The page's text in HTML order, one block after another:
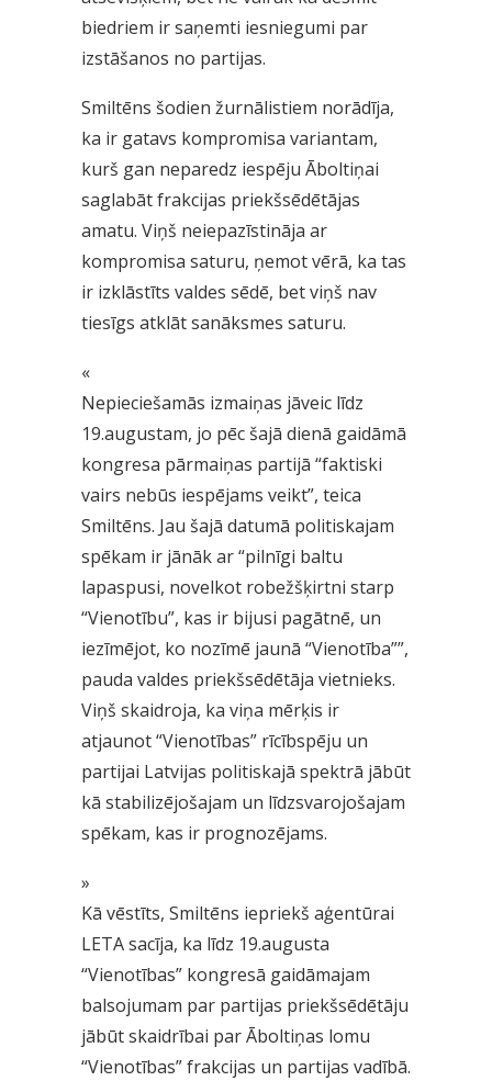
biedriem ir saņemti iesniegumi par
izstāšanos no partijas.
Smiltēns šodien žurnālistiem norādīja,
ka ir gatavs kompromisa variantam,
kurš gan neparedz iespēju Āboltiņai
saglabāt frakcijas priekšsēdētājas
amatu. Viņš neiepazīstināja ar
kompromisa saturu, ņemot vērā, ka tas
ir izklāstīts valdes sēdē, bet viņš nav
tiesīgs atklāt sanāksmes saturu.
«
Nepieciešamās izmaiņas jāveic līdz
19.augustam, jo pēc šajā dienā gaidāmā
kongresa pārmaiņas partijā “faktiski
vairs nebūs iespējams veikt”, teica
Smiltēns. Jau šajā datumā politiskajam
spēkam ir jānāk ar “pilnīgi baltu
lapaspusi, novelkot robežšķirtni starp
“Vienotību”, kas ir bijusi pagātnē, un
iezīmējot, ko nozīmē jaunā “Vienotība””,
pauda valdes priekšsēdētāja vietnieks.
Viņš skaidroja, ka viņa mērķis ir
atjaunot “Vienotības” rīcībspēju un
partijai Latvijas politiskajā spektrā jābūt
kā stabilizējošajam un līdzsvarojošajam
spēkam, kas ir prognozējams.
»
Kā vēstīts, Smiltēns iepriekš aģentūrai
LETA sacīja, ka līdz 19.augusta
“Vienotības” kongresā gaidāmajam
balsojumam par partijas priekšsēdētāju
jābūt skaidrībai par Āboltiņas lomu
“Vienotības” frakcijas un partijas vadībā.